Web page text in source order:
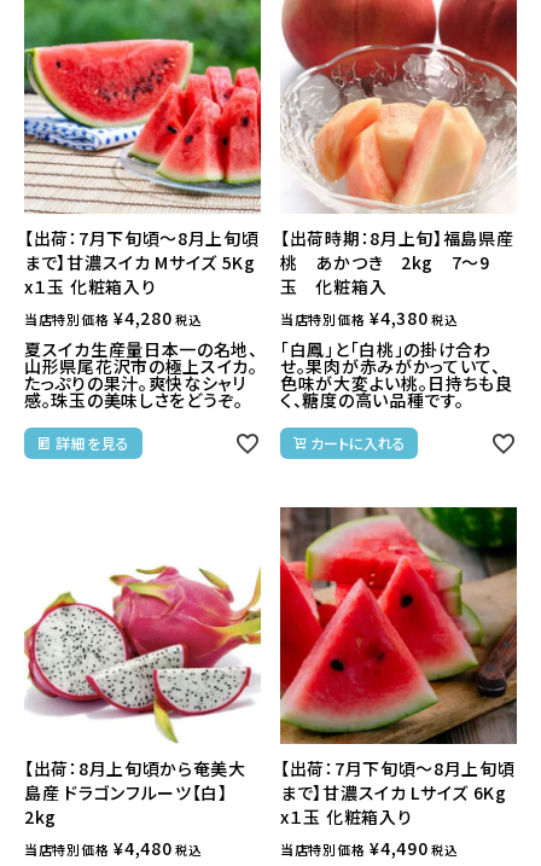
【出荷：7月下旬頃～8月上旬頃
まで】甘濃スイカ Mサイズ 5Kg
x１玉 化粧箱入り
当店特別価格 ¥4,280 税込
夏スイカ生産量日本一の名地、
山形県尾花沢市の極上スイカ。
たっぷりの果汁。爽快なシャリ
感。珠玉の美味しさをどうぞ。
詳細を見る
【出荷時期：8月上旬】福島県産
桃 あかつき 2kg 7～9
玉 化粧箱入
当店特別価格 ¥4,380 税込
「白鳳」と「白桃」の掛け合わ
せ。果肉が赤みがかっていて、
色味が大変よい桃。日持ちも良
く、糖度の高い品種です。
カートに入れる
【出荷：8月上旬頃から奄美大
島産 ドラゴンフルーツ【白】
2kg
当店特別価格 ¥4,480 税込
【出荷：7月下旬頃～8月上旬頃
まで】甘濃スイカ Lサイズ 6Kg
x１玉 化粧箱入り
当店特別価格 ¥4,490 税込